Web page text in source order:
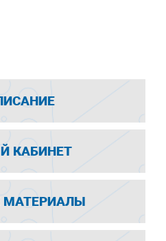
КАБИНЕТ
МАТЕРИАЛЫ